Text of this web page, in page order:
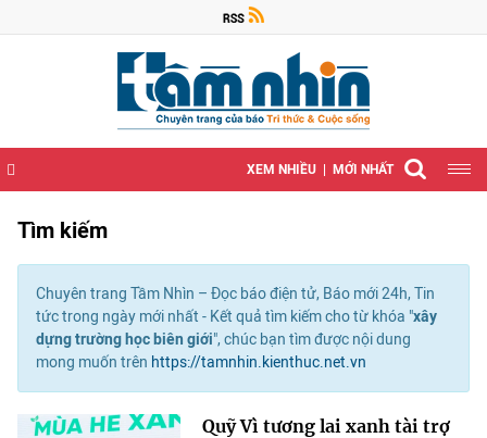
XEM NHIỀU MỚI NHẤT
Tìm kiếm
Chuyên trang Tầm Nhìn – Đọc báo điện tử, Báo mới 24h, Tin
tức trong ngày mới nhất - Kết quả tìm kiếm cho từ khóa "xây
dựng trường học biên giới", chúc bạn tìm được nội dung
mong muốn trên https://tamnhin.kienthuc.net.vn
Quỹ Vì tương lai xanh tài trợ